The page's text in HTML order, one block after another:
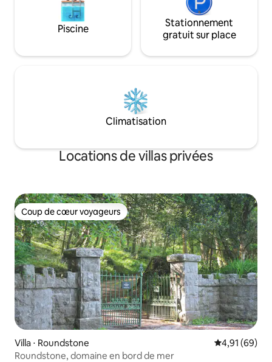
Piscine
Stationnement
gratuit sur place
Climatisation
Locations de villas privées
Coup de cœur voyageurs
Coup de cœur voyageurs
Villa ⋅ Roundstone Évaluation
4,91 (69)
Roundstone, domaine en bord de mer